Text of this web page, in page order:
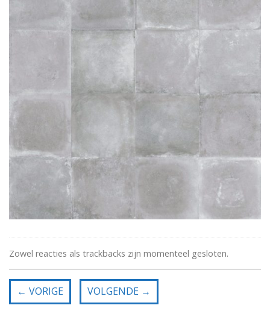
Zowel reacties als trackbacks zijn momenteel gesloten.
← VORIGE VOLGENDE →